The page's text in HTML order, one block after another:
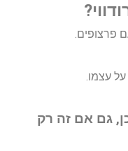
פרצופים.
עצמו.
(כן, גם אם זה רק